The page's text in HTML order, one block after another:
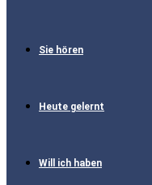
Sie hören
Heute gelernt
Will ich haben